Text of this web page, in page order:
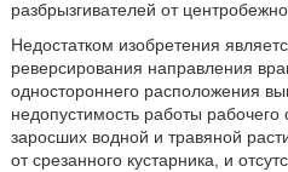
разбрызгивателей от
Недостатком изобретения
реверсирования направления
одностороннего расположения
недопустимость работы рабочего
заросших водной и травяной
от срезанного кустарника, и